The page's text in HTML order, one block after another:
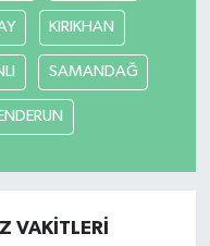
KIRIKHAN
SAMANDAĞ
VAKITLERI